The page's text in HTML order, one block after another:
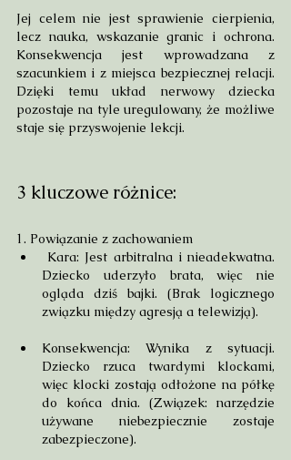
Jej celem nie jest sprawienie cierpienia,
lecz nauka, wskazanie granic i ochrona.
Konsekwencja jest wprowadzana z
szacunkiem i z miejsca bezpiecznej relacji.
Dzięki temu układ nerwowy dziecka
pozostaje na tyle uregulowany, że możliwe
staje się przyswojenie lekcji.
3 kluczowe różnice:
1. Powiązanie z zachowaniem
Kara: Jest arbitralna i nieadekwatna.
Dziecko uderzyło brata, więc nie
ogląda dziś bajki. (Brak logicznego
związku między agresją a telewizją).
Konsekwencja: Wynika z sytuacji.
Dziecko rzuca twardymi klockami,
więc klocki zostają odłożone na półkę
do końca dnia. (Związek: narzędzie
używane niebezpiecznie zostaje
zabezpieczone).